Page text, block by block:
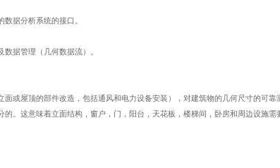
据分析系统的接口。
数据管理（几何数据流）。
或屋顶的部件改造，包括通风和电力设备安装），对建筑物的几何尺寸的可
。这意味着立面结构，窗户，门，阳台，天花板，楼梯间，卧房和周边设施